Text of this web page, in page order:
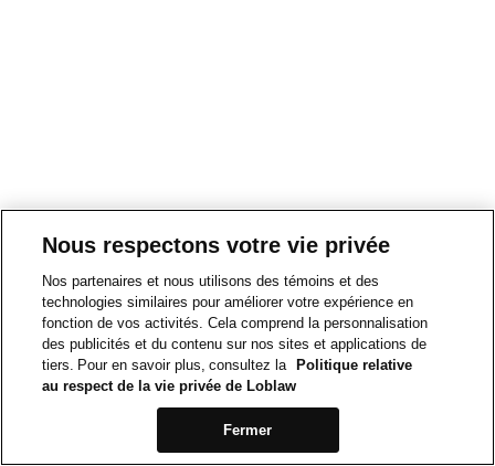
Nous respectons votre vie privée
Nos partenaires et nous utilisons des témoins et des
technologies similaires pour améliorer votre expérience en
fonction de vos activités. Cela comprend la personnalisation
des publicités et du contenu sur nos sites et applications de
tiers. Pour en savoir plus, consultez la
Politique relative
au respect de la vie privée de Loblaw
Fermer